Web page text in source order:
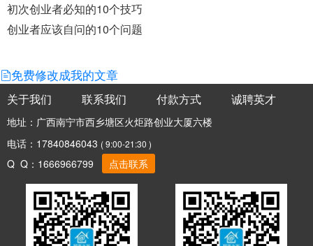
初次创业者必知的10个技巧
创业者应该自问的10个问题
免费修改成我的文章
关于我们 联系我们 付款方式 诚聘英才
地址：广西南宁市西乡塘区火炬路创业大厦六楼
电话：17840846043 ( 9:00-21:30 )
Q Q：1666966799 点击联系